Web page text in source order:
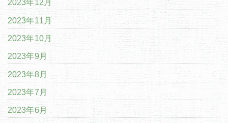
2023年12月
2023年11月
2023年10月
2023年9月
2023年8月
2023年7月
2023年6月